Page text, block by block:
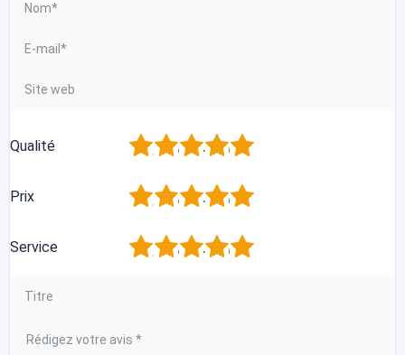
Qualité 5
4
3
2
Prix 5
4
3
2
Service 5
4
3
2